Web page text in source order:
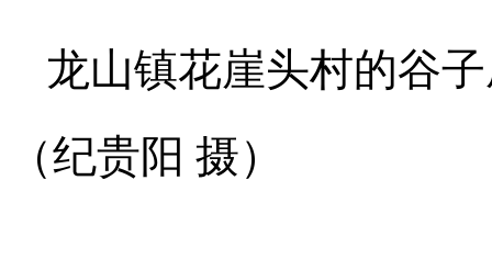
龙山镇花崖头村的谷
（纪贵阳 摄）